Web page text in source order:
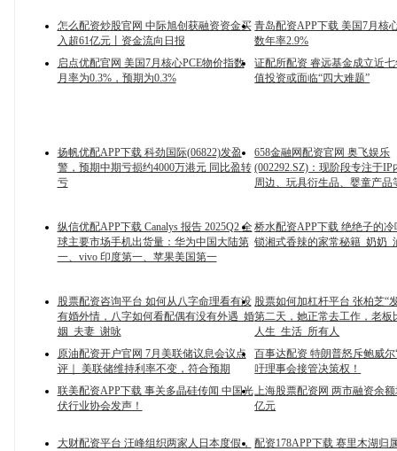
怎么配资炒股官网 中际旭创获融资资金买
入超61亿元丨资金流向日报
青岛配资APP下载 美国7月核
数年率2.9%
启点优配官网 美国7月核心PCE物价指数
月率为0.3%，预期为0.3%
证配所配资 睿远基金成立近
值投资或面临“四大难题”
扬帆优配APP下载 科劲国际(06822)发盈
警，预期中期亏损约4000万港元 同比盈转
亏
658金融网配资官网 奥飞娱乐
(002292.SZ)：现阶段专注于
周边、玩具衍生品、婴童产品
纵信优配APP下载 Canalys 报告 2025Q2 全
球主要市场手机出货量：华为中国大陆第
一、vivo 印度第一、苹果美国第一
桥水配资APP下载 绝绝子的
锁湘式香辣的家常秘籍_奶奶_
股票配资咨询平台 如何从八字命理看有没
有婚外情，八字如何看配偶有没有外遇_婚
姻_夫妻_谢咏
股票如何加杠杆平台 张柏芝“
第二天，她正常去工作，老板
人生_生活_所有人
原油配资开户官网 7月美联储议息会议点
评｜ 美联储维持利率不变，符合预期
百事达配资 特朗普怒斥鲍威尔
吁理事会接管决策权！
联美配资APP下载 事关多晶硅传闻 中国光
伏行业协会发声！
上海股票配资网 两市融资余额
亿元
大财配资平台 汪峰组织两家人日本度假， 配资178APP下载 赛里木湖归